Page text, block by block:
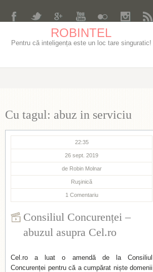
ROBINTEL
Pentru că inteligența este un loc tare singuratic!
Cu tagul: abuz in serviciu
22:35
26 sept. 2019
de Robin Molnar
Ruşinică
1 Comentariu
Consiliul Concurenței –
abuzul asupra Cel.ro
Cel.ro a luat o amendă de la Consiliul
Concurenței pentru că a cumpărat niște domenii